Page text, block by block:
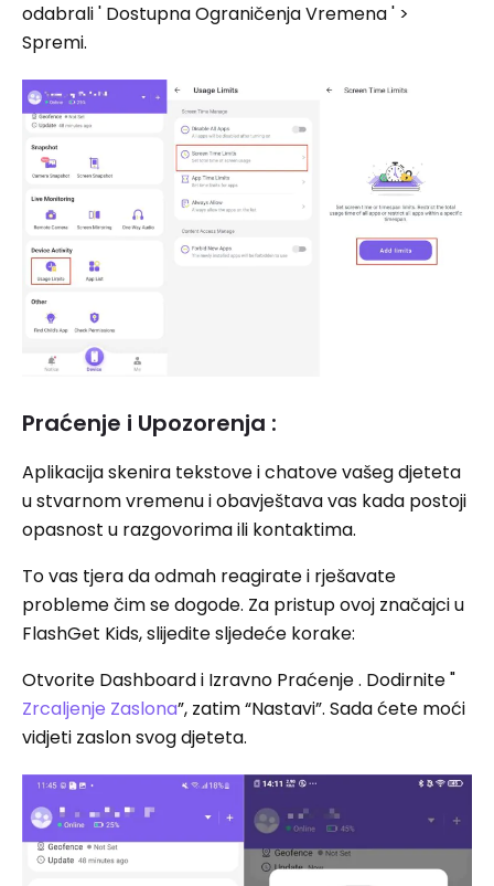
odabrali ' Dostupna Ograničenja Vremena ' >
Spremi.
Praćenje i Upozorenja :
Aplikacija skenira tekstove i chatove vašeg djeteta
u stvarnom vremenu i obavještava vas kada postoji
opasnost u razgovorima ili kontaktima.
To vas tjera da odmah reagirate i rješavate
probleme čim se dogode. Za pristup ovoj značajci u
FlashGet Kids, slijedite sljedeće korake:
Otvorite Dashboard i Izravno Praćenje . Dodirnite "
Zrcaljenje Zaslona”, zatim “Nastavi”. Sada ćete moći
vidjeti zaslon svog djeteta.